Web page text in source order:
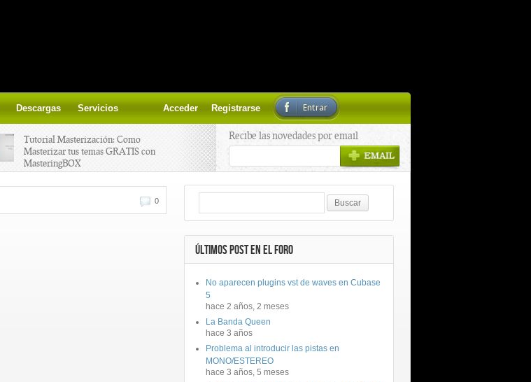
Descargas Servicios Acceder Registrarse Entrar
Tutorial Masterización: Como
Masterizar tus temas GRATIS con
MasteringBOX
Yalp crea Fono, Lleva la escena DJ a
Recibe las novedades por email
0
ÚLTIMOS POST EN EL FORO
No aparecen plugins vst de waves en Cubase
5
hace 2 años, 2 meses
La Banda Queen
hace 3 años
Problema al introducir las pistas en
MONO/ESTEREO
hace 3 años, 5 meses